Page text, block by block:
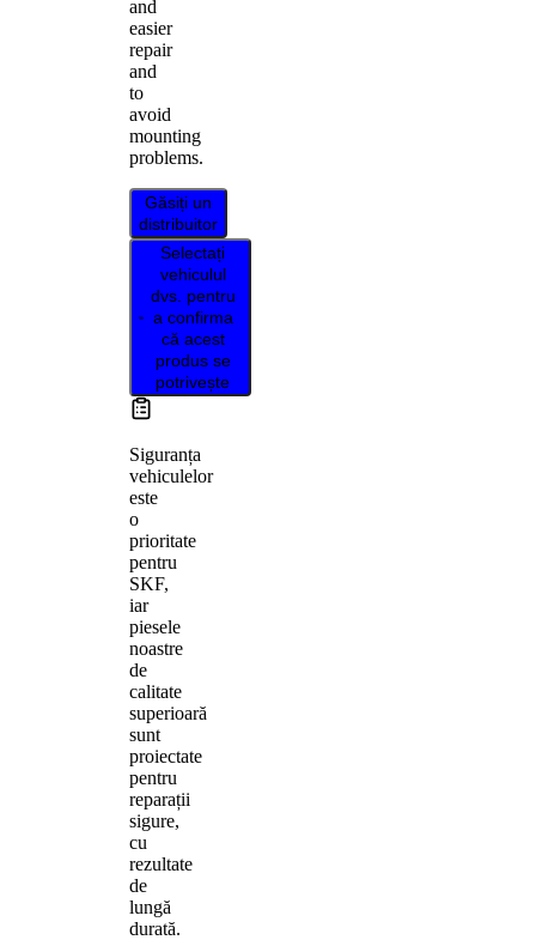
and
easier
repair
and
to
avoid
mounting
problems.
Găsiți un
distribuitor
Selectați
vehiculul
dvs. pentru
a confirma
că acest
produs se
potrivește
Siguranța
vehiculelor
este
o
prioritate
pentru
SKF,
iar
piesele
noastre
de
calitate
superioară
sunt
proiectate
pentru
reparații
sigure,
cu
rezultate
de
lungă
durată.